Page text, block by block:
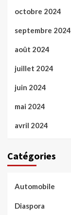
octobre 2024
septembre 2024
août 2024
juillet 2024
juin 2024
mai 2024
avril 2024
Catégories
Automobile
Diaspora